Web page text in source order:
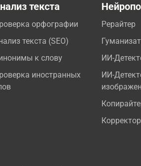
текста
орфографии
текста (SEO)
к слову
иностранных
Рерайтер
ИИ-
ИИ-
Корректор